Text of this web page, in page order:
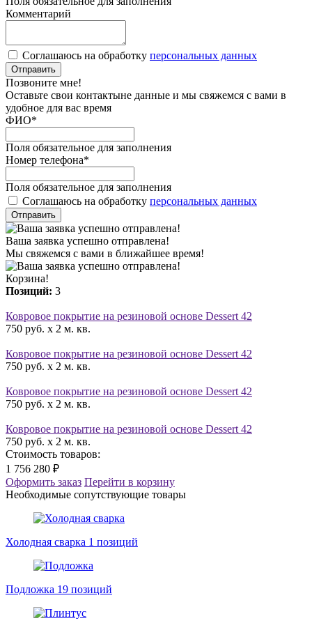
Комментарий
Соглашаюсь на обработку персональных данных
Отправить
Позвоните мне!
Оставьте свои контактыне данные и мы свяжемся с вами в
удобное для вас время
ФИО*
Поля обязательное для заполнения
Номер телефона*
Поля обязательное для заполнения
Соглашаюсь на обработку персональных данных
Отправить
Ваша заявка успешно отправлена!
Мы свяжемся с вами в ближайшее время!
Корзина!
Позиций: 3
Ковровое покрытие на резиновой основе Dessert 42
750 руб. x 2 м. кв.
Ковровое покрытие на резиновой основе Dessert 42
750 руб. x 2 м. кв.
Ковровое покрытие на резиновой основе Dessert 42
750 руб. x 2 м. кв.
Ковровое покрытие на резиновой основе Dessert 42
750 руб. x 2 м. кв.
Стоимость товаров:
1 756 280 ₽
Оформить заказ Перейти в корзину
Необходимые сопутствующие товары
Холодная сварка 1 позиций
Подложка 19 позиций